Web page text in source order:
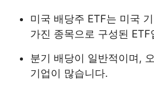
미국 배당주 ETF는 미국
가진 종목으로 구성된 ETF
분기 배당이 일반적이며,
기업이 많습니다.